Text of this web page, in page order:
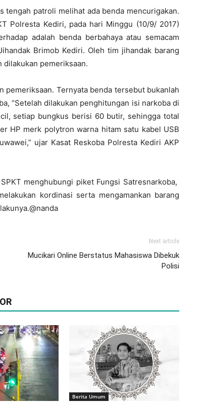
tengah patroli melihat ada benda mencurigakan.
Polresta Kediri, pada hari Minggu (10/9/ 2017)
adalah benda berbahaya atau semacam
Brimob Kediri. Oleh tim jihandak barang
pemeriksaan.
pemeriksaan. Ternyata benda tersebut bukanlah
“Setelah dilakukan penghitungan isi narkoba di
setiap bungkus berisi 60 butir, sehingga total
HP merk polytron warna hitam satu kabel USB
ujar Kasat Reskoba Polresta Kediri AKP
menghubungi piket Fungsi Satresnarkoba,
kordinasi serta mengamankan barang
Next article
Mucikari Online Berstatus Mahasiswa Dibekuk
Polisi
Berita Umum